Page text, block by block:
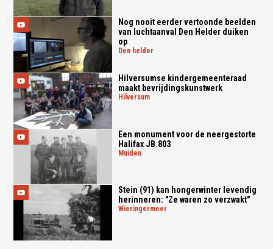
Nog nooit eerder vertoonde beelden
van luchtaanval Den Helder duiken
op
den helder
Hilversumse kindergemeenteraad
maakt bevrijdingskunstwerk
hilversum
Een monument voor de neergestorte
Halifax JB.803
muiden
Stein (91) kan hongerwinter levendig
herinneren: "Ze waren zo verzwakt"
wieringermeer